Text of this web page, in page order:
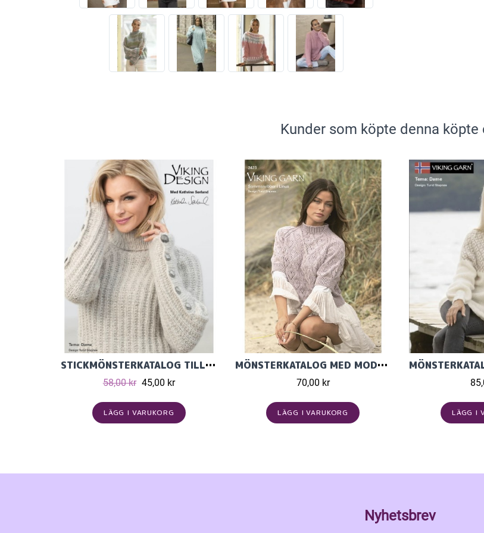
Kunder som köpte denna köpte
STICKMÖNSTERKATALOG TILL ALPACA BRIS FRÅN VIKING GARN
58,00 kr 45,00 kr
LÄGG I VARUKORG
MÖNSTERKATALOG MED MODELLER STICKADE I LINUS 2423
70,00 kr
LÄGG I VARUKORG LÄGG I
Nyhetsbrev